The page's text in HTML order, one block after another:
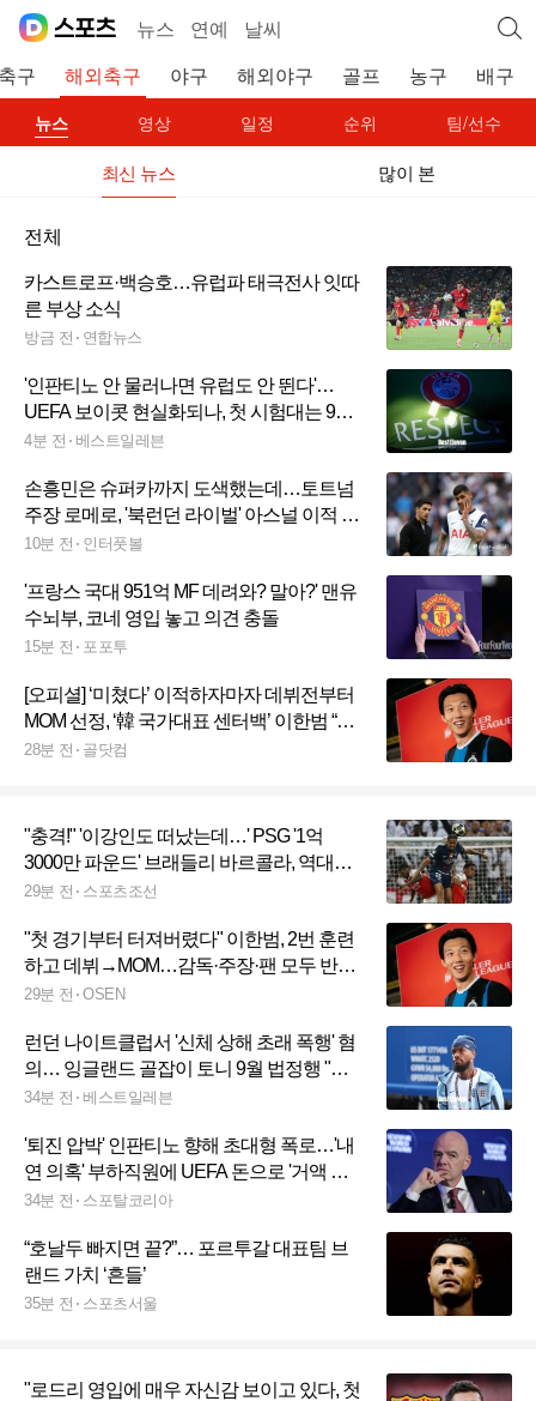
뉴스 연예 날씨
구 해외축구 야구 해외야구 골프 농구 배구
뉴스 영상 일정 순위 팀/선수
최신 뉴스 많이 본
전체
카스트로프·백승호…유럽파 태극전사 잇따
른 부상 소식
방금 전 연합뉴스
'인판티노 안 물러나면 유럽도 안 뛴다'…
UEFA 보이콧 현실화되나, 첫 시험대는 9월
폴란드 U-20 여자 월드컵
4분 전 베스트일레븐
손흥민은 슈퍼카까지 도색했는데…토트넘
주장 로메로, '북런던 라이벌' 아스널 이적 가
능성 "아르테타가 강하게 영입 밀어붙이는
10분 전 인터풋볼
'프랑스 국대 951억 MF 데려와? 말아?' 맨유
수뇌부, 코네 영입 놓고 의견 충돌
15분 전 포포투
[오피셜] ‘미쳤다’ 이적하자마자 데뷔전부터
MOM 선정, ‘韓 국가대표 센터백’ 이한범 “마
치 집에 온 것처럼 편안해”
28분 전 골닷컴
"충격!" '이강인도 떠났는데…' PSG '1억
3000만 파운드' 브래들리 바르콜라, 역대급
'이적 경쟁' 나온다
29분 전 스포츠조선
"첫 경기부터 터져버렸다" 이한범, 2번 훈련
하고 데뷔→MOM…감독·주장·팬 모두 반했
다
29분 전 OSEN
런던 나이트클럽서 '신체 상해 초래 폭행' 혐
의… 잉글랜드 골잡이 토니 9월 법정행 "결
백 입증하겠다"
34분 전 베스트일레븐
'퇴진 압박' 인판티노 향해 초대형 폭로…'내
연 의혹' 부하직원에 UEFA 돈으로 '거액 퇴
직금+MBA 학비' 지급
34분 전 스포탈코리아
“호날두 빠지면 끝?”… 포르투갈 대표팀 브
랜드 가치 ‘흔들’
35분 전 스포츠서울
"로드리 영입에 매우 자신감 보이고 있다, 첫